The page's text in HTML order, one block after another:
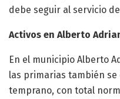
debe seguir al servicio
Activos en Alberto
En el municipio Alberto
las primarias también
temprano, con total